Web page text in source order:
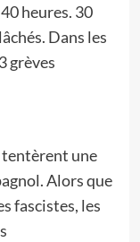
heures. 30
Dans les
grèves
une
Alors que
fascistes, les